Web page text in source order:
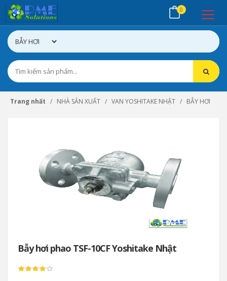
0
Trang nhất NHÀ SẢN XUẤT VAN YOSHITAKE NHẬT BẪY HƠI
Bẫy hơi phao TSF-10CF Yoshitake Nhật